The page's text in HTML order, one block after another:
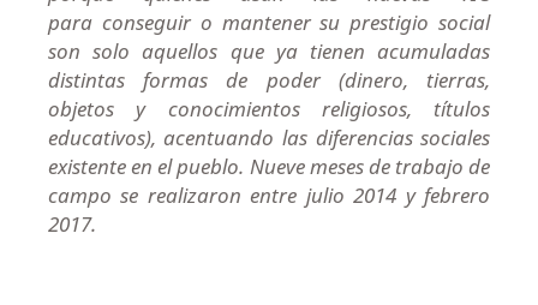
para conseguir o mantener su prestigio social
son solo aquellos que ya tienen acumuladas
distintas formas de poder (dinero, tierras,
objetos y conocimientos religiosos, títulos
educativos), acentuando las diferencias sociales
existente en el pueblo. Nueve meses de trabajo de
campo se realizaron entre julio 2014 y febrero
2017.